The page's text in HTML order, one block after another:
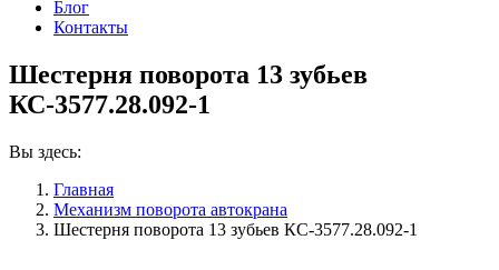
Блог
Контакты
Шестерня поворота 13 зубьев
КС-3577.28.092-1
Вы здесь:
Главная
Механизм поворота автокрана
Шестерня поворота 13 зубьев КС-3577.28.092-1